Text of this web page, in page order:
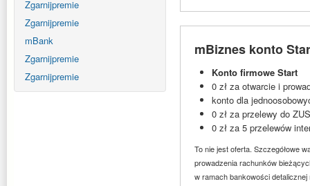
Zgarnijpremie
Zgarnijpremie
mBank
Zgarnijpremie
Zgarnijpremie
mBiznes konto
Konto firmowe Start
0 zł za otwarcie i
konto dla
0 zł za przelewy do
0 zł za 5 przelewów
To nie jest oferta. Szczegółowe
prowadzenia rachunków
w ramach bankowości